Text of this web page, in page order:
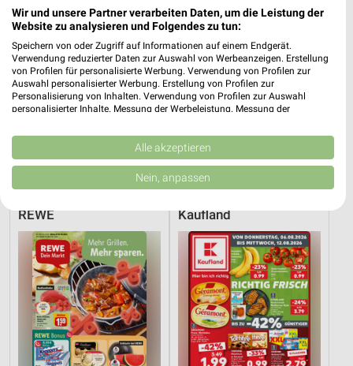
15,2 km
Dieter Knoll Wohnen Spezial
Gültig bis Fr. 14.08.
REWE Kaufland
Wir und unsere Partner verarbeiten Daten, um die Leistung der
Website zu analysieren und Folgendes zu tun:
Speichern von oder Zugriff auf Informationen auf einem Endgerät.
Verwendung reduzierter Daten zur Auswahl von Werbeanzeigen. Erstellung
von Profilen für personalisierte Werbung. Verwendung von Profilen zur
Auswahl personalisierter Werbung. Erstellung von Profilen zur
Personalisierung von Inhalten. Verwendung von Profilen zur Auswahl
personalisierter Inhalte. Messung der Werbeleistung. Messung der
Kombinationen von Daten aus verschiedenen Quellen. Entwicklung und
Verbesserung der Angebote. Verwendung reduzierter Daten zur Auswahl
von Inhalten.
Daten können außerhalb der Europäischen Union weitergegeben und in die
Website/App.
Partnerliste anzeigen (1 IAB-Anbieter)
Wir nutzen Ihre Daten für folgende Zwecke:
IAB-Verarbeitungszwecke:
Speichern von oder Zugriff auf Informationen
auf einem Endgerät
Verwendung reduzierter Daten zur Auswahl von
Werbeanzeigen
Alle akzeptieren
Nein, anpassen